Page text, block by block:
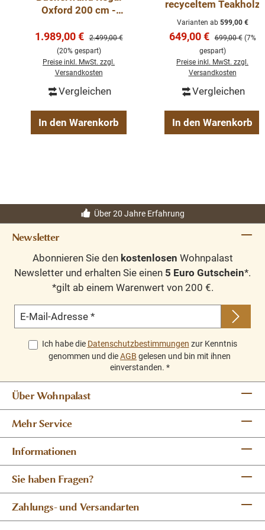
Oxford 200 cm -
Landhausmöbel
Bücherregal
Verkaufspreis:
1.989,00 € Regulärer Preis:
2.499,00 €
(20% gespart)
Preise inkl. MwSt. zzgl.
Versandkosten
Vergleichen
In den Warenkorb
recyceltem Teakholz
Varianten ab599,00 €
Verkaufspreis:
649,00 € Regulärer Preis:
699,00 € (7%
gespart)
Preise inkl. MwSt. zzgl.
Versandkosten
Vergleichen
In den Warenkorb
Über 20 Jahre Erfahrung
Newsletter
Abonnieren Sie den kostenlosen Wohnpalast
Newsletter und erhalten Sie einen 5 Euro Gutschein*.
*gilt ab einem Warenwert von 200 €.
E-Mail-Adresse *
Ich habe die Datenschutzbestimmungen zur Kenntnis
genommen und dieAGB gelesen und bin mit ihnen
einverstanden. *
Über Wohnpalast
Mehr Service
Informationen
Sie haben Fragen?
Zahlungs- und Versandarten